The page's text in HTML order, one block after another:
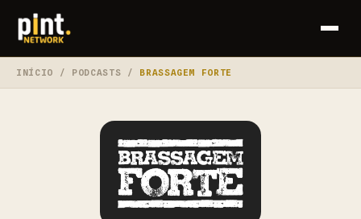
INÍCIO / PODCASTS / BRASSAGEM FORTE